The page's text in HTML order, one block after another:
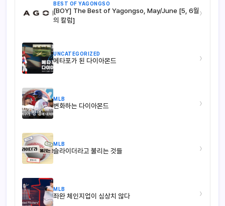
BEST OF YAGONGSO
[BOY] The Best of Yagongso, May/June [5, 6월
의 칼럼]
›
UNCATEGORIZED
메타포가 된 다이아몬드 ›
MLB
변화하는 다이아몬드 ›
MLB
슬라이더라고 불리는 것들 ›
MLB
좌완 체인지업이 심상치 않다 ›